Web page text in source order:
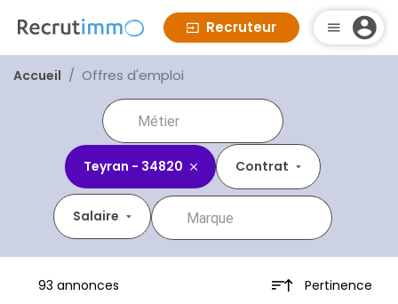
Recruteur
Accueil Offres d'emploi
Teyran - 34820 Contrat
Salaire
93 annonces Pertinence